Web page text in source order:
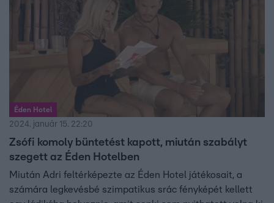
kérdések mellett váratlan fordulatot is tartogatott az
Éden Hotel játékosainak.
Éden Hotel
2024. január 15. 22:20
Zsófi komoly büntetést kapott, miután szabályt
szegett az Éden Hotelben
Miután Adri feltérképezte az Éden Hotel játékosait, a
számára legkevésbé szimpatikus srác fényképét kellett